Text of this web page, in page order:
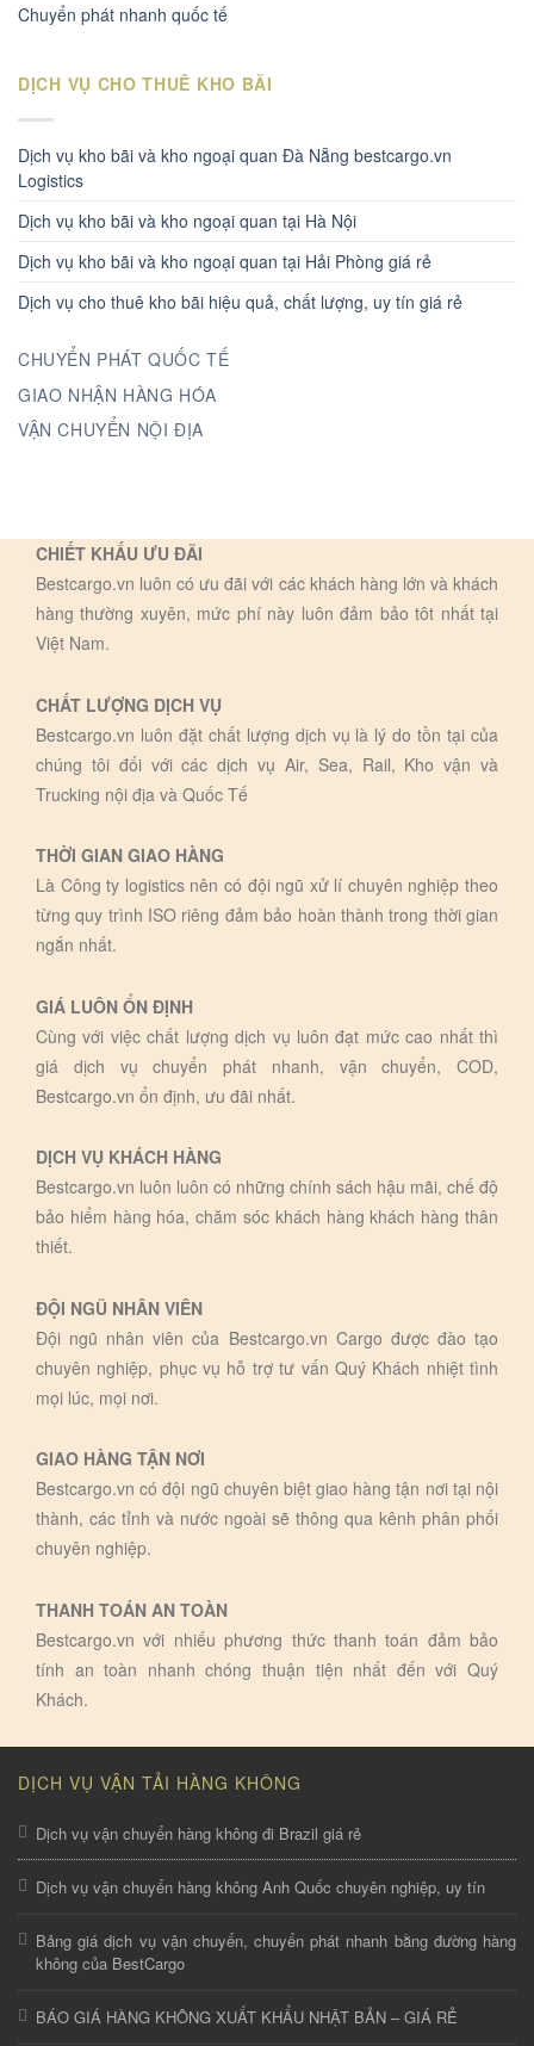
Chuyển phát nhanh quốc tế
DỊCH VỤ CHO THUÊ KHO BÃI
Dịch vụ kho bãi và kho ngoại quan Đà Nẵng bestcargo.vn
Logistics
Dịch vụ kho bãi và kho ngoại quan tại Hà Nội
Dịch vụ kho bãi và kho ngoại quan tại Hải Phòng giá rẻ
Dịch vụ cho thuê kho bãi hiệu quả, chất lượng, uy tín giá rẻ
CHUYỂN PHÁT QUỐC TẾ
GIAO NHẬN HÀNG HÓA
VẬN CHUYỂN NỘI ĐỊA
CHIẾT KHẤU ƯU ĐÃI
Bestcargo.vn luôn có ưu đãi với các khách hàng lớn và khách
hàng thường xuyên, mức phí này luôn đảm bảo tôt nhất tại
Việt Nam.
CHẤT LƯỢNG DỊCH VỤ
Bestcargo.vn luôn đặt chất lượng dịch vụ là lý do tồn tại của
chúng tôi đối với các dịch vụ Air, Sea, Rail, Kho vận và
Trucking nội địa và Quốc Tế
THỜI GIAN GIAO HÀNG
Là Công ty logistics nên có đội ngũ xử lí chuyên nghiệp theo
từng quy trình ISO riêng đảm bảo hoàn thành trong thời gian
ngắn nhất.
GIÁ LUÔN ỔN ĐỊNH
Cùng với việc chất lượng dịch vụ luôn đạt mức cao nhất thì
giá dịch vụ chuyển phát nhanh, vận chuyển, COD,
Bestcargo.vn ổn định, ưu đãi nhất.
DỊCH VỤ KHÁCH HÀNG
Bestcargo.vn luôn luôn có những chính sách hậu mãi, chế độ
bảo hiểm hàng hóa, chăm sóc khách hàng khách hàng thân
thiết.
ĐỘI NGŨ NHÂN VIÊN
Đội ngũ nhân viên của Bestcargo.vn Cargo được đào tạo
chuyên nghiệp, phục vụ hỗ trợ tư vấn Quý Khách nhiệt tình
mọi lúc, mọi nơi.
GIAO HÀNG TẬN NƠI
Bestcargo.vn có đội ngũ chuyên biệt giao hàng tận nơi tại nội
thành, các tỉnh và nước ngoài sẽ thông qua kênh phân phối
chuyên nghiệp.
THANH TOÁN AN TOÀN
Bestcargo.vn với nhiếu phương thức thanh toán đảm bảo
tính an toàn nhanh chóng thuận tiện nhất đến với Quý
Khách.
DỊCH VỤ VẬN TẢI HÀNG KHÔNG
Dịch vụ vận chuyển hàng không đi Brazil giá rẻ
Dịch vụ vận chuyển hàng không Anh Quốc chuyên nghiệp, uy tín
Bảng giá dịch vụ vận chuyển, chuyển phát nhanh bằng đường hàng
không của BestCargo
BÁO GIÁ HÀNG KHÔNG XUẤT KHẨU NHẬT BẢN – GIÁ RẺ